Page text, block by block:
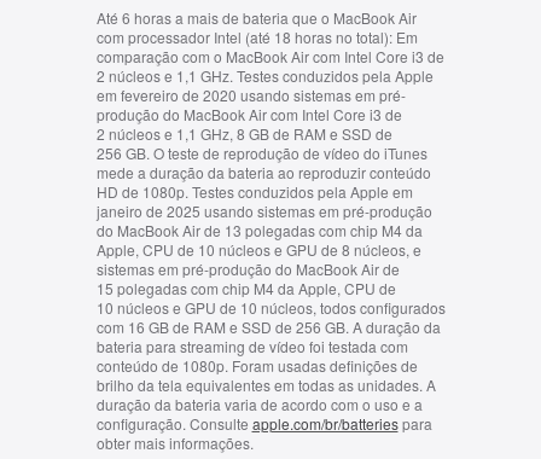
Até 6 horas a mais de bateria que o MacBook Air
com processador Intel (até 18 horas no total):Em
comparação com o MacBook Air com Intel Core i3 de
2 núcleos e 1,1 GHz. Testes conduzidos pela Apple
em fevereiro de 2020 usando sistemas em pré-
produção do MacBook Air com Intel Core i3 de
2 núcleos e 1,1 GHz, 8 GB de RAM e SSD de
256 GB. O teste de reprodução de vídeo do iTunes
mede a duração da bateria ao reproduzir conteúdo
HD de 1080p. Testes conduzidos pela Apple em
janeiro de 2025 usando sistemas em pré-produção
do MacBook Air de 13 polegadas com chip M4 da
Apple, CPU de 10 núcleos e GPU de 8 núcleos, e
sistemas em pré-produção do MacBook Air de
15 polegadas com chip M4 da Apple, CPU de
10 núcleos e GPU de 10 núcleos, todos configurados
com 16 GB de RAM e SSD de 256 GB. A duração da
bateria para streaming de vídeo foi testada com
conteúdo de 1080p. Foram usadas definições de
brilho da tela equivalentes em todas as unidades. A
duração da bateria varia de acordo com o uso e a
configuração. Consulte apple.com/br/batteriespara
obter mais informações.